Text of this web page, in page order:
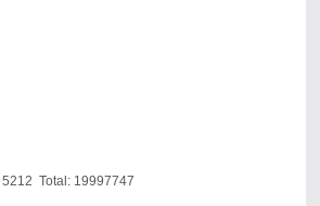
5212 Total: 19997747